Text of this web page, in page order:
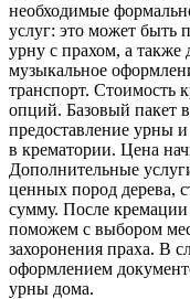
необходимые
услуг: это может быть
урну с прахом, а также
музыкальное
транспорт. Стоимость
опций. Базовый пакет
предоставление урны
в крематории. Цена
Дополнительные
ценных пород дерева,
сумму. После
поможем с выбором
захоронения праха. В
оформлением
урны дома.